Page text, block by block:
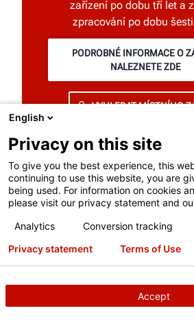
zařízení po dobu tří let a
zpracování po dobu
PODROBNÉ INFORMACE O
NALEZNETE ZDE
VYHLEDAT MÍSTNÍHO
NAVRŽENO A
Od surové oceli po hotový
English
Privacy on this site
To give you the best experience, this
continuing to use this website, you are
being used. For information on cookies
please visit our privacy statement and
Analytics
Conversion tracking
Accept
Privacy statement Terms of Use